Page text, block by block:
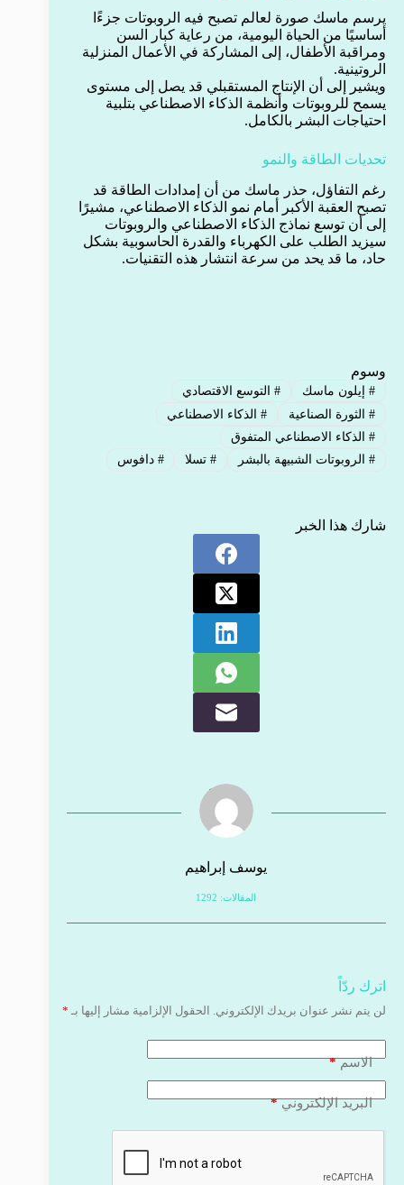
يرسم ماسك صورة لعالم تصبح فيه الروبوتات جزءًا
أساسيًا من الحياة اليومية، من رعاية كبار السن
ومراقبة الأطفال، إلى المشاركة في الأعمال المنزلية
الروتينية.
ويشير إلى أن الإنتاج المستقبلي قد يصل إلى مستوى
يسمح للروبوتات وأنظمة الذكاء الاصطناعي بتلبية
احتياجات البشر بالكامل.
تحديات الطاقة والنمو
رغم التفاؤل، حذر ماسك من أن إمدادات الطاقة قد
تصبح العقبة الأكبر أمام نمو الذكاء الاصطناعي، مشيرًا
إلى أن توسع نماذج الذكاء الاصطناعي والروبوتات
سيزيد الطلب على الكهرباء والقدرة الحاسوبية بشكل
حاد، ما قد يحد من سرعة انتشار هذه التقنيات.
وسوم
#إيلون ماسك #التوسع الاقتصادي
#الثورة الصناعية #الذكاء الاصطناعي
#الذكاء الاصطناعي المتفوق
#الروبوتات الشبيهة بالبشر #تسلا # دافوس
شارك هذا الخبر
يوسف إبراهيم
المقالات: 1292
اترك ردّاً
لن يتم نشر عنوان بريدك الإلكتروني. الحقول الإلزامية مشار إليها بـ *
الاسم*
البريد الإلكتروني*